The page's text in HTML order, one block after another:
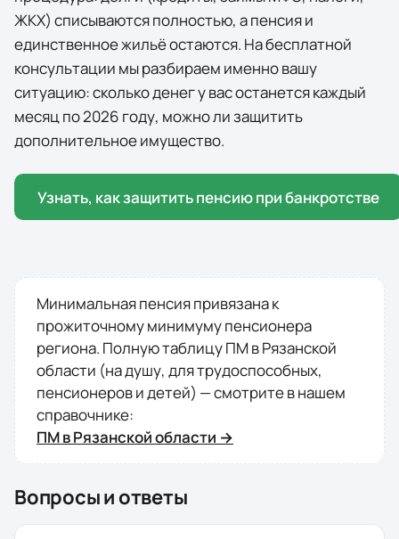
ЖКХ) списываются полностью, а пенсия и
единственное жильё остаются. На бесплатной
консультации мы разбираем именно вашу
ситуацию: сколько денег у вас останется каждый
месяц по2026 году, можно ли защитить
дополнительное имущество.
Узнать, как защитить пенсию при банкротстве
Минимальная пенсия привязана к
прожиточному минимуму пенсионера
региона. Полную таблицу ПМ вРязанской
области (на душу, для трудоспособных,
пенсионеров и детей) — смотрите в нашем
справочнике:
ПМ вРязанской области →
Вопросы и ответы